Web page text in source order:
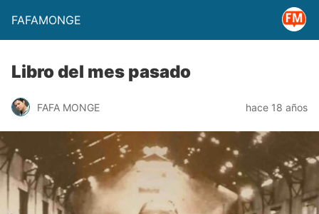
FAFAMONGE
Libro del mes pasado
FAFA MONGE hace 18 años